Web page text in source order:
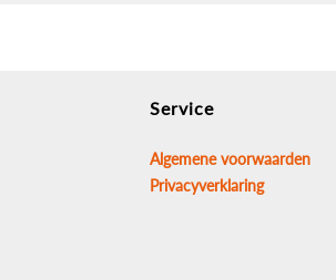
Service
Algemene voorwaarden
Privacyverklaring